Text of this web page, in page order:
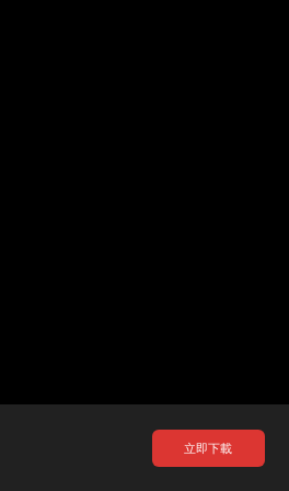
立即下載